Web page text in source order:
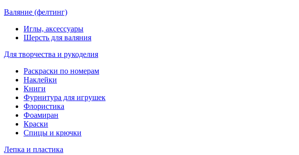
Валяние (фелтинг)
Иглы, аксессуары
Шерсть для валяния
Для творчества и рукоделия
Раскраски по номерам
Наклейки
Книги
Фурнитура для игрушек
Флористика
Фоамиран
Краски
Спицы и крючки
Лепка и пластика